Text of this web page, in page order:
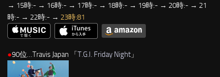
→ 15時:- → 16時:- → 17時:- → 18時:- → 19時:- → 20時:- → 21
時:- → 22時:- → 23時:81
●90位…Travis Japan 「T.G.I. Friday Night 」